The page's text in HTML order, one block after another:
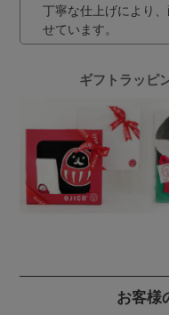
丁寧な仕上げにより
せています。
ギフトラッピ
お客様